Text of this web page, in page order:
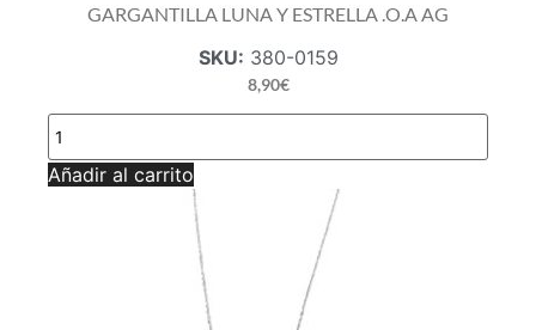
GARGANTILLA LUNA Y ESTRELLA .O.A AG
SKU: 380-0159
8,90€
GARGANTILLA
LUNA
Y
ESTRELLA
Añadir al carrito